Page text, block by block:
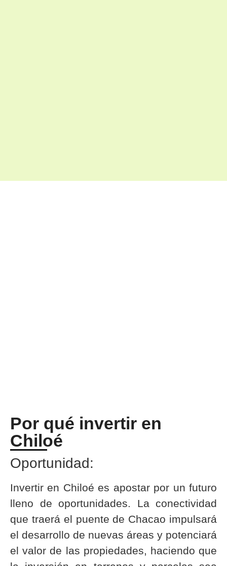
Por qué invertir en
Chiloé
Oportunidad:
Invertir en Chiloé es apostar por un futuro
lleno de oportunidades. La conectividad
que traerá el puente de Chacao impulsará
el desarrollo de nuevas áreas y potenciará
el valor de las propiedades, haciendo que